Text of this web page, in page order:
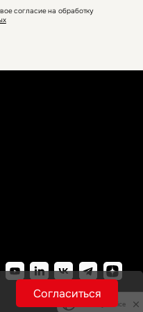
согласие на обработку
Согласиться
Privacy notice